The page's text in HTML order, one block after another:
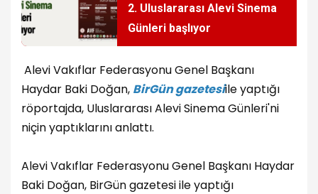
2. Uluslararası Alevi Sinema
Günleri başlıyor
Alevi Vakıflar Federasyonu Genel Başkanı
Haydar Baki Doğan, BirGün gazetesiile yaptığı
röportajda, Uluslararası Alevi Sinema Günleri'ni
niçin yaptıklarını anlattı.
Alevi Vakıflar Federasyonu Genel Başkanı Haydar
Baki Doğan, BirGün gazetesi ile yaptığı